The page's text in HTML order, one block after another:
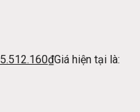
5.512.160₫Giá hiện tại là: